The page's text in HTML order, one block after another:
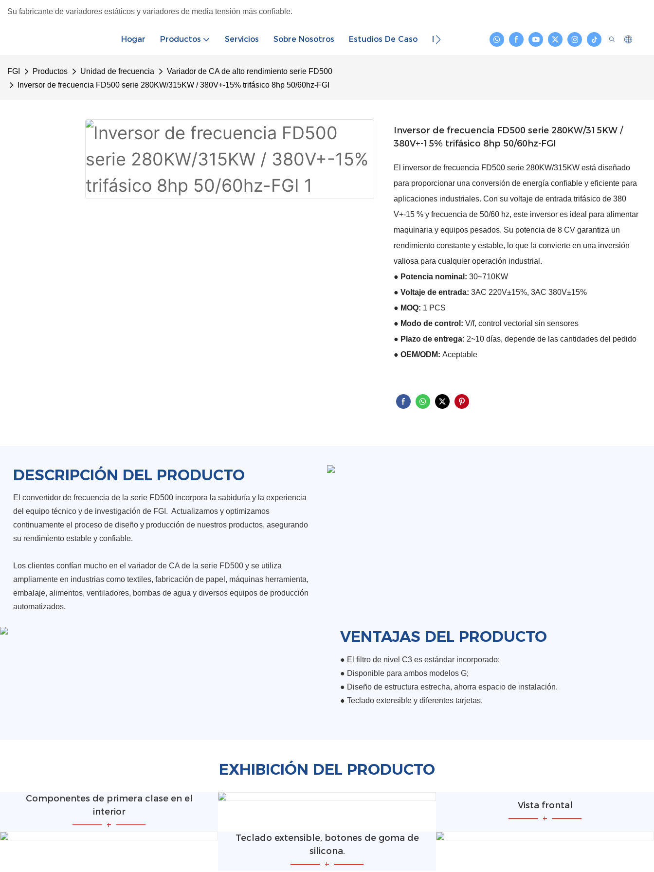
Su fabricante de variadores estáticos y variadores de media tensión más confiable.
Hogar Productos Servicios Sobre Nosotros Estudios De Caso Noticias Contacto
FGI Productos Unidad de frecuencia
Variador de CA de alto rendimiento serie FD500
Inversor de frecuencia FD500 serie 280KW/315KW / 380V+-15% trifásico 8hp 50/60hz-FGI
Inversor de frecuencia FD500 serie 280KW/315KW /
380V+-15% trifásico 8hp 50/60hz-FGI
El inversor de frecuencia FD500 serie 280KW/315KW está diseñado
para proporcionar una conversión de energía confiable y eficiente para
aplicaciones industriales. Con su voltaje de entrada trifásico de 380
V+-15 % y frecuencia de 50/60 hz, este inversor es ideal para alimentar
maquinaria y equipos pesados. Su potencia de 8 CV garantiza un
rendimiento constante y estable, lo que la convierte en una inversión
valiosa para cualquier operación industrial.
● Potencia nominal: 30~710KW
● Voltaje de entrada: 3AC 220V±15%, 3AC 380V±15%
● MOQ: 1 PCS
● Modo de control: V/f, control vectorial sin sensores
● Plazo de entrega: 2~10 días, depende de las cantidades del pedido
● OEM/ODM: Aceptable
DESCRIPCIÓN DEL PRODUCTO
El convertidor de frecuencia de la serie FD500 incorpora la sabiduría y la experiencia
del equipo técnico y de investigación de FGI. Actualizamos y optimizamos
continuamente el proceso de diseño y producción de nuestros productos, asegurando
su rendimiento estable y confiable.
Los clientes confían mucho en el variador de CA de la serie FD500 y se utiliza
ampliamente en industrias como textiles, fabricación de papel, máquinas herramienta,
embalaje, alimentos, ventiladores, bombas de agua y diversos equipos de producción
automatizados.
VENTAJAS DEL PRODUCTO
● El filtro de nivel C3 es estándar incorporado;
● Disponible para ambos modelos G;
● Diseño de estructura estrecha, ahorra espacio de instalación.
● Teclado extensible y diferentes tarjetas.
EXHIBICIÓN DEL PRODUCTO
Componentes de primera clase en el
interior
————— + —————
Vista frontal
————— + —————
Teclado extensible, botones de goma de
silicona.
————— + —————